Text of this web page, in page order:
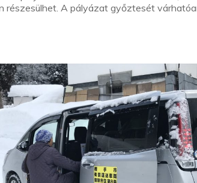
részesülhet. A pályázat győztesét